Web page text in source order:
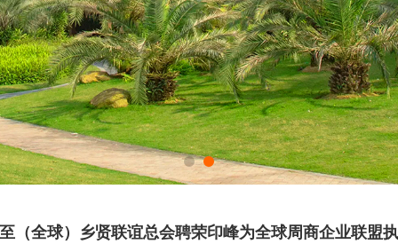
（全球）乡贤联谊总会聘荣印峰为全球周商企业联盟